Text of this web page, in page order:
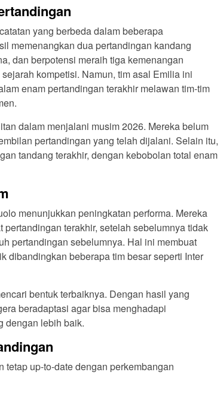
yang berbeda dalam beberapa
memenangkan dua pertandingan kandang
dan berpotensi meraih tiga kemenangan
kompetisi. Namun, tim asal Emilia ini
enam pertandingan terakhir melawan tim-tim
dalam menjalani musim 2026. Mereka belum
pertandingan yang telah dijalani. Selain itu,
tandang terakhir, dengan kebobolan total enam
menunjukkan peningkatan performa. Mereka
terakhir, setelah sebelumnya tidak
pertandingan sebelumnya. Hal ini membuat
dibandingkan beberapa tim besar seperti Inter
bentuk terbaiknya. Dengan hasil yang
beradaptasi agar bisa menghadapi
dengan lebih baik.
up-to-date dengan perkembangan